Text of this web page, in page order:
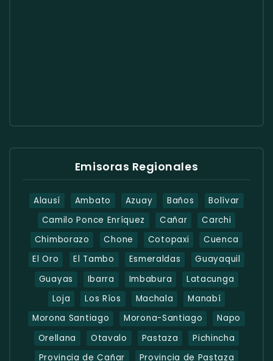
Emisoras Regionales
Alausí Ambato Azuay Baños
Bolívar
Camilo Ponce Enríquez
Cañar
Carchi
Chimborazo
Chone Cotopaxi
Cuenca
El Oro
El Tambo Esmeraldas
Guayaquil
Guayas
Ibarra Imbabura
Latacunga
Loja
Los Ríos Machala
Manabí
Morona Santiago
Morona-Santiago
Napo
Orellana
Otavalo Pastaza
Pichincha
Provincia de Cañar
Provincia de Pastaza